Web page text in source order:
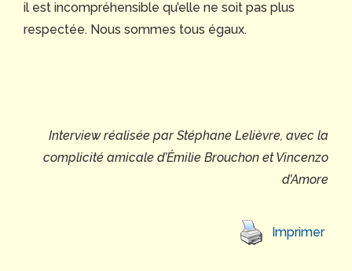
il est incompréhensible qu’elle ne soit pas plus
respectée. Nous sommes tous égaux.
Interview réalisée par Stéphane Lelièvre, avec la
complicité amicale d’Émilie Brouchon et Vincenzo
d’Amore
Imprimer